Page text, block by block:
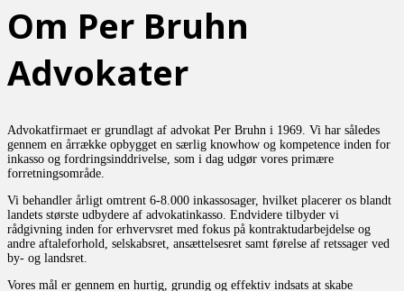
Om Per Bruhn
Advokater
Advokatfirmaet er grundlagt af advokat Per Bruhn i 1969. Vi har således
gennem en årrække opbygget en særlig knowhow og kompetence inden for
inkasso og fordringsinddrivelse, som i dag udgør vores primære
forretningsområde.
Vi behandler årligt omtrent 6-8.000 inkassosager, hvilket placerer os blandt
landets største udbydere af advokatinkasso. Endvidere tilbyder vi
rådgivning inden for erhvervsret med fokus på kontraktudarbejdelse og
andre aftaleforhold, selskabsret, ansættelsesret samt førelse af retssager ved
by- og landsret.
Vores mål er gennem en hurtig, grundig og effektiv indsats at skabe